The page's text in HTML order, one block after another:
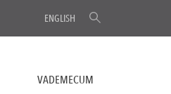
ENGLISH
VADEMECUM